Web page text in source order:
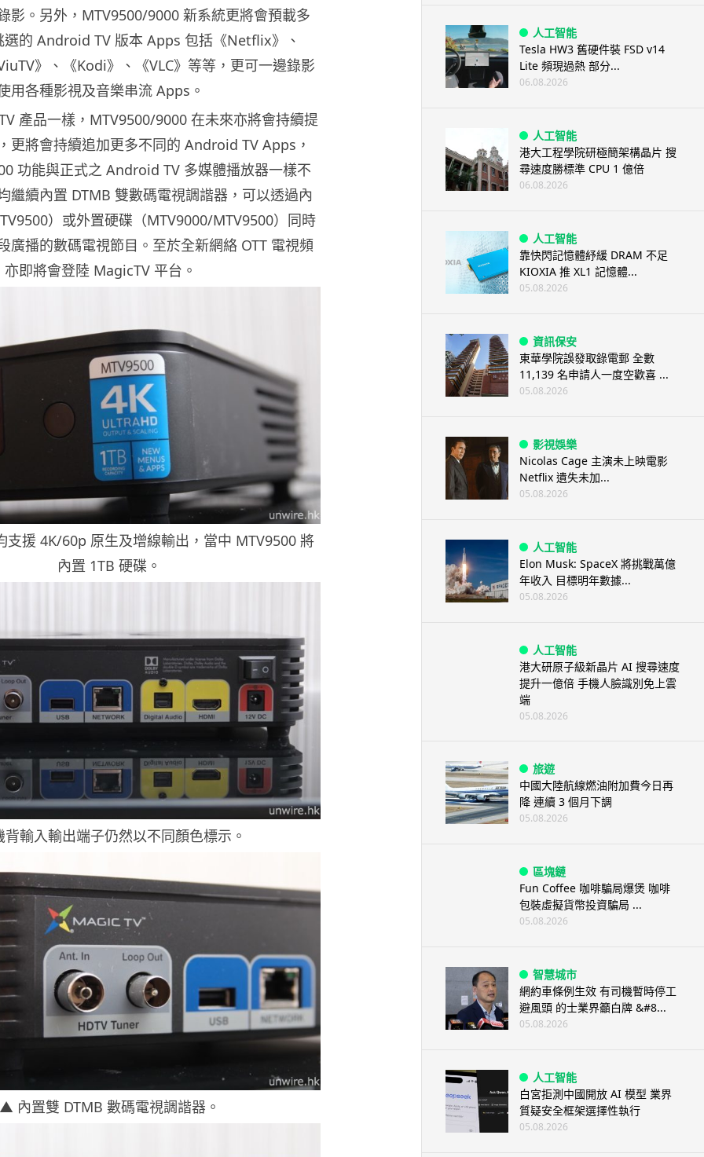
影。另外，MTV9500/9000 新系統更將會預載多
的 Android TV 版本 Apps 包括《Netflix》、
》、《Kodi》、《VLC》等等，更可一邊錄影
用各種影視及音樂串流 Apps。
產品一樣，MTV9500/9000 在未來亦將會持續提
更將會持續追加更多不同的 Android TV Apps，
功能與正式之 Android TV 多媒體播放器一樣不
繼續內置 DTMB 雙數碼電視調諧器，可以透過內
）或外置硬碟（MTV9000/MTV9500）同時
廣播的數碼電視節目。至於全新網絡 OTT 電視頻
即將會登陸 MagicTV 平台。
援 4K/60p 原生及增線輸出，當中 MTV9500 將
內置 1TB 硬碟。
輸入輸出端子仍然以不同顏色標示。
內置雙 DTMB 數碼電視調諧器。
人工智能
Tesla HW3 舊硬件裝 FSD v14
Lite 頻現過熱 部分...
06.08.2026
人工智能
港大工程學院研極簡架構晶片 搜
尋速度勝標準 CPU 1 億倍
06.08.2026
人工智能
靠快閃記憶體紓緩 DRAM 不足
KIOXIA 推 XL1 記憶體...
05.08.2026
資訊保安
東華學院誤發取錄電郵 全數
11,139 名申請人一度空歡喜 ...
05.08.2026
影視娛樂
Nicolas Cage 主演未上映電影
Netflix 遺失未加...
05.08.2026
人工智能
Elon Musk: SpaceX 將挑戰萬億
年收入 目標明年數據...
05.08.2026
人工智能
港大研原子級新晶片 AI 搜尋速度
提升一億倍 手機人臉識別免上雲
端
05.08.2026
旅遊
中國大陸航線燃油附加費今日再
降 連續 3 個月下調
05.08.2026
區塊鏈
Fun Coffee 咖啡騙局爆煲 咖啡
包裝虛擬貨幣投資騙局 ...
05.08.2026
智慧城市
網約車條例生效 有司機暫時停工
避風頭 的士業界籲白牌 &#8...
05.08.2026
人工智能
白宮拒測中國開放 AI 模型 業界
質疑安全框架選擇性執行
05.08.2026